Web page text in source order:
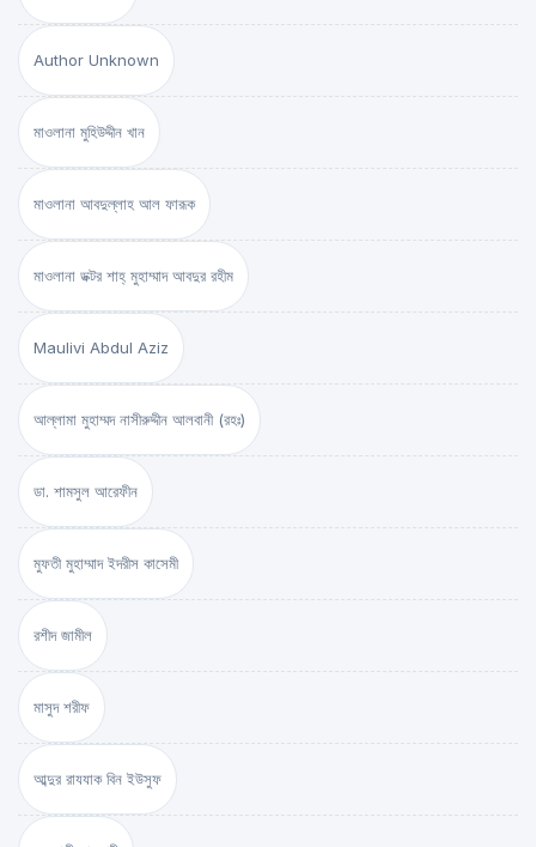
Author Unknown
মাওলানা মুহিউদ্দীন খান
মাওলানা আবদুল্লাহ আল ফারূক
মাওলানা ডক্টর শাহ্‌ মুহাম্মাদ আবদুর রহীম
Maulivi Abdul Aziz
আল্লামা মুহাম্মদ নাসীরুদ্দীন আলবানী (রহঃ)
ডা. শামসুল আরেফীন
মুফতী মুহাম্মাদ ইদরীস কাসেমী
রশীদ জামীল
মাসুদ শরীফ
আব্দুর রাযযাক বিন ইউসুফ